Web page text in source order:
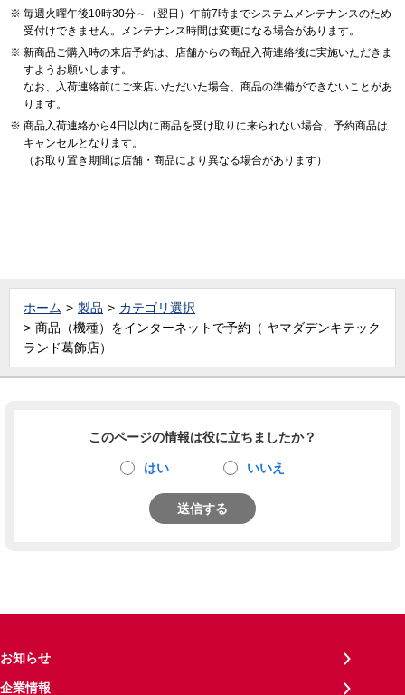
毎週火曜午後10時30分～（翌日）午前7時までシステムメンテナンスのため
受付けできません。メンテナンス時間は変更になる場合があります。
新商品ご購入時の来店予約は、店舗からの商品入荷連絡後に実施いただきま
すようお願いします。
なお、入荷連絡前にご来店いただいた場合、商品の準備ができないことがあ
ります。
商品入荷連絡から4日以内に商品を受け取りに来られない場合、予約商品は
キャンセルとなります。
（お取り置き期間は店舗・商品により異なる場合があります）
ホーム 製品
カテゴリ選択
商品（機種）をインターネットで予約（ ヤマダデンキテック
ランド葛飾店）
このページの情報は役に立ちましたか？
はい いいえ
送信する
お知らせ
企業情報